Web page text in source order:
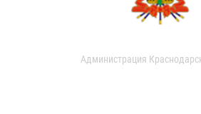
Администрация